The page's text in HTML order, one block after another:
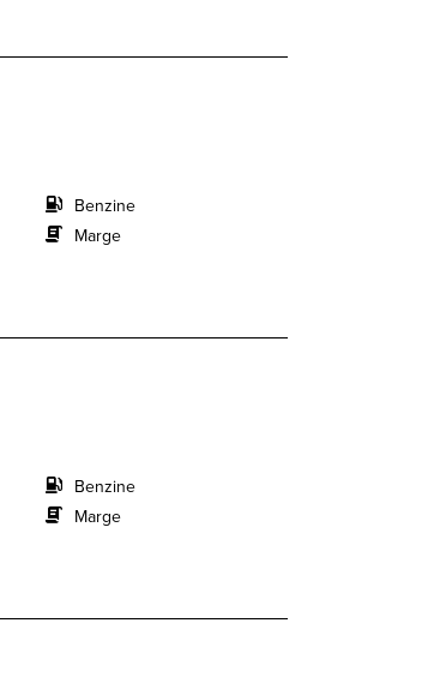
Benzine
Marge
Benzine
Marge